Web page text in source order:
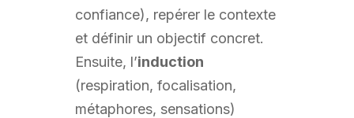
confiance), repérer le contexte
et définir un objectif concret.
Ensuite, l’induction
(respiration, focalisation,
métaphores, sensations)